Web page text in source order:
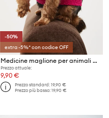
-50%
extra -5%* con codice OFF
Medicine maglione per animali domestici
Prezzo attuale:
9,90 €
Prezzo standard:19,90 €
Prezzo più basso:19,90 €